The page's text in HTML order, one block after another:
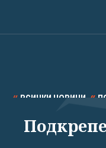
ВСИЧКИ НОВИНИ
СПОРТ КУЛТУРА